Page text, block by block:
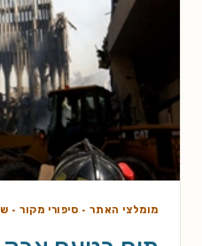
מומלצי האתר· סיפורי מקור·